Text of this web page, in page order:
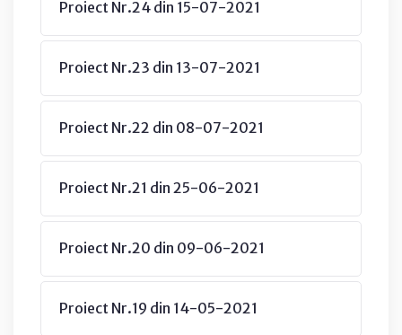
Proiect Nr.24 din 15-07-2021
Proiect Nr.23 din 13-07-2021
Proiect Nr.22 din 08-07-2021
Proiect Nr.21 din 25-06-2021
Proiect Nr.20 din 09-06-2021
Proiect Nr.19 din 14-05-2021